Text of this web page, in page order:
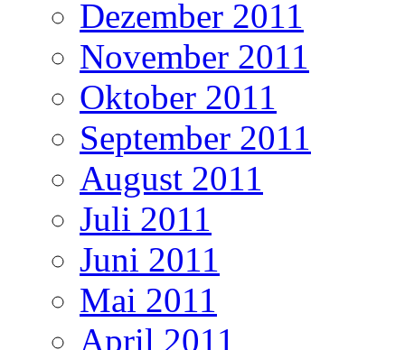
Dezember 2011
November 2011
Oktober 2011
September 2011
August 2011
Juli 2011
Juni 2011
Mai 2011
April 2011